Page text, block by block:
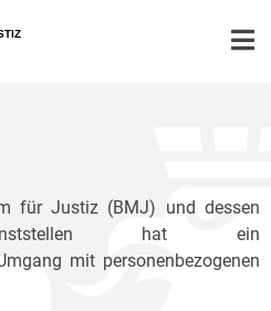
für Justiz (BMJ) und dessen
hat ein
mit personenbezogenen